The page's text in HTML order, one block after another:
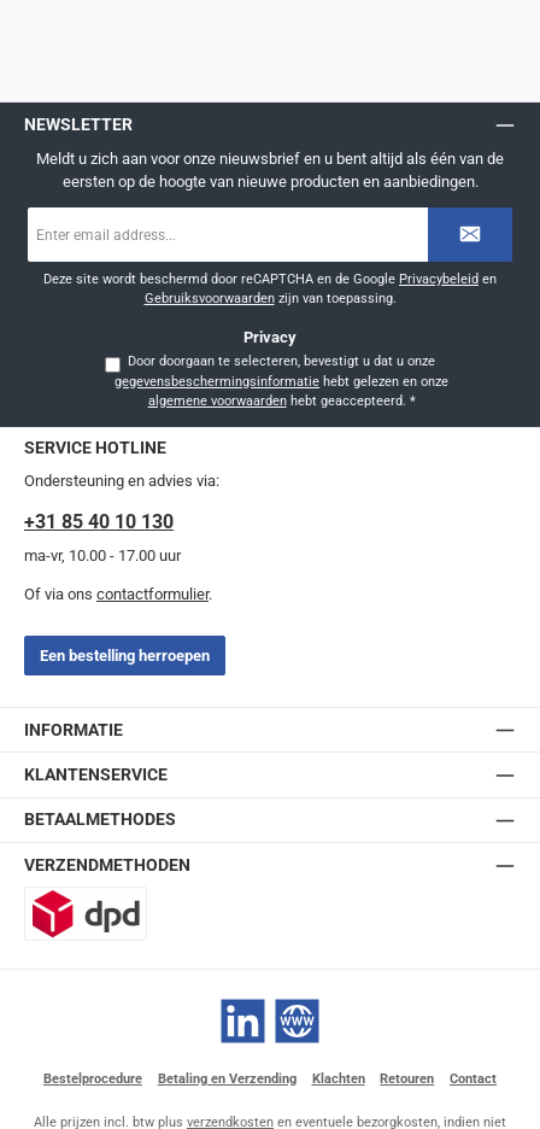
NEWSLETTER
Meldt u zich aan voor onze nieuwsbrief en u bent altijd als één van de
eersten op de hoogte van nieuwe producten en aanbiedingen.
mailadres
Deze site wordt beschermd door reCAPTCHA en de Google Privacybeleid en
Gebruiksvoorwaardenzijn van toepassing.
Privacy
Door doorgaan te selecteren, bevestigt u dat u onze
gegevensbeschermingsinformatie
algemene voorwaardenhebt geaccepteerd. *
SERVICE HOTLINE
Ondersteuning en advies via:
+31 85 40 10 130
ma-vr, 10.00 - 17.00 uur
Of via ons contactformulier.
Een bestelling herroepen
INFORMATIE
KLANTENSERVICE
BETAALMETHODES
VERZENDMETHODEN
LinkedIn Website
Bestelprocedure Betaling en Verzending Klachten Retouren Contact
Alle prijzen incl. btw plus verzendkosten en eventuele bezorgkosten, indien niet